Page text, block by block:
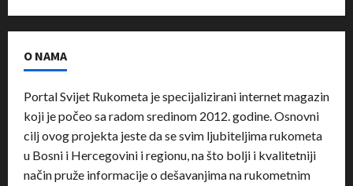
O NAMA
Portal Svijet Rukometa je specijalizirani internet magazin
koji je počeo sa radom sredinom 2012. godine. Osnovni
cilj ovog projekta jeste da se svim ljubiteljima rukometa
u Bosni i Hercegovini i regionu, na što bolji i kvalitetniji
način pruže informacije o dešavanjima na rukometnim